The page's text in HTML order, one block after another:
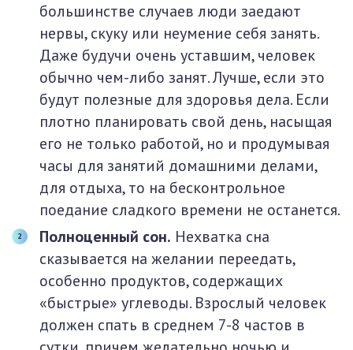
большинстве случаев люди заедают
нервы, скуку или неумение себя занять.
Даже будучи очень уставшим, человек
обычно чем-либо занят. Лучше, если это
будут полезные для здоровья дела. Если
плотно планировать свой день, насыщая
его не только работой, но и продумывая
часы для занятий домашними делами,
для отдыха, то на бесконтрольное
поедание сладкого времени не останется.
Полноценный сон. Нехватка сна
сказывается на желании переедать,
особенно продуктов, содержащих
«быстрые» углеводы. Взрослый человек
должен спать в среднем 7-8 частов в